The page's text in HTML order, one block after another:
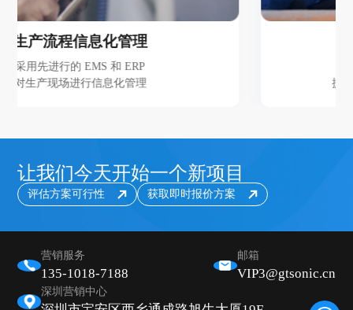
理
ERP
管理
提高全体员工的质量意识和
让我们今天开始一个新项目
评估方案可行性 获取即时报价方案
营销服务
135-1018-7188
邮箱
VIP3@gtsonic.cn
深圳营销中心